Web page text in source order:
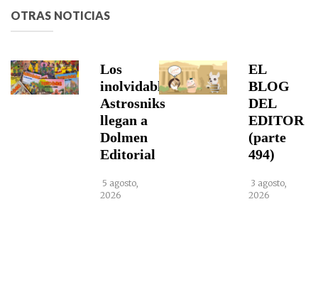
OTRAS NOTICIAS
Los
inolvidables
Astrosniks
llegan a
Dolmen
Editorial
5 agosto,
2026
EL
BLOG
DEL
EDITOR
(parte
494)
3 agosto,
2026